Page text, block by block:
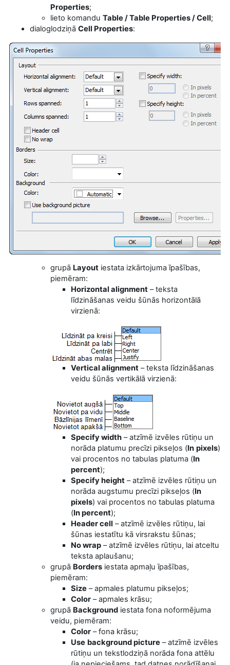
Properties;
lieto komandu Table / Table Properties / Cell;
dialoglodziņā Cell Properties:
grupā Layout iestata izkārtojuma īpašības,
piemēram:
Horizontal alignment – teksta
līdzināšanas veidu šūnās horizontālā
virzienā:
Vertical alignment – teksta līdzināšanas
veidu šūnās vertikālā virzienā:
Specify width –atzīmē izvēles rūtiņu un
norāda platumu precīzi pikseļos (In pixels)
vai procentos no tabulas platuma (In
percent);
Specify height –atzīmē izvēles rūtiņu un
norāda augstumu precīzi pikseļos (In
pixels) vai procentos no tabulas platuma
(In percent);
Header cell –atzīmē izvēles rūtiņu, lai
šūnas iestatītu kā virsrakstu šūnas;
No wrap –atzīmē izvēles rūtiņu, lai atceltu
teksta aplaušanu;
grupā Borders iestata apmaļu īpašības,
piemēram:
Size – apmales platumu pikseļos;
Color – apmales krāsu;
grupā Background iestata fona noformējuma
veidu, piemēram:
Color – fona krāsu;
Use background picture –atzīmē izvēles
rūtiņu un tekstlodziņā norāda fona attēlu